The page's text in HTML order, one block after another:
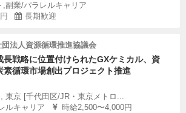
,副業/パラレルキャリア
長期歓迎
団法人資源循環推進協議会
長戦略に位置付けられたGXケミカル、資
素循環市場創出プロジェクト推進
東京 [千代田区/JR・東京メトロ...
ルキャリア
時給2,500〜4,000円